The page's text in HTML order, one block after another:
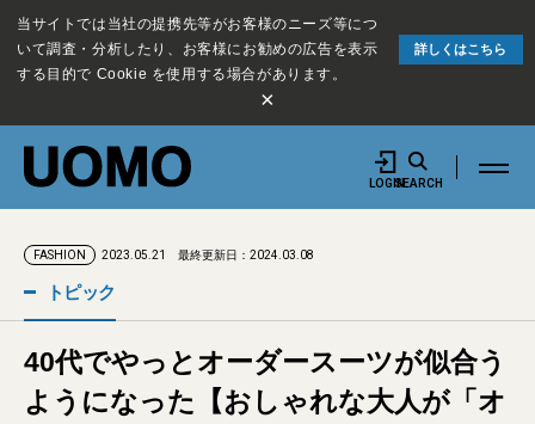
当サイトでは当社の提携先等がお客様のニーズ等につ
いて調査・分析したり、お客様にお勧めの広告を表示
する目的で Cookie を使用する場合があります。
詳しくはこちら
×
LOGINSEARCH
FASHION 2023.05.21 最終更新日：2024.03.08
トピック
40代でやっとオーダースーツが似合う
ようになった【おしゃれな大人が「オ